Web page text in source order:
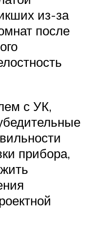
из-за
после
с УК,
прибора,